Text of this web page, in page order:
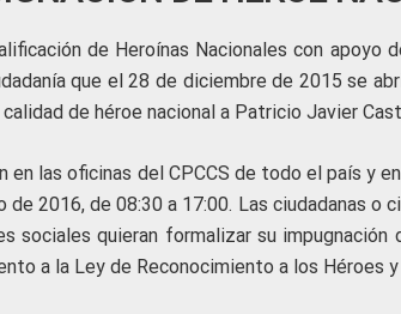
de Heroínas Nacionales con apoyo
que el 28 de diciembre de 2015 se
de héroe nacional a Patricio Javier
en las oficinas del CPCCS de todo el país y
2016, de 08:30 a 17:00. Las ciudadanas o
sociales quieran formalizar su
a la Ley de Reconocimiento a los Héroes